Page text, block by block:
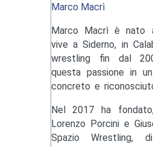
Marco Macrì
Marco Macrì è nato
vive a Siderno, in
wrestling fin dal
questa passione in
concreto e
Nel 2017 ha
Lorenzo Porcini e
Spazio